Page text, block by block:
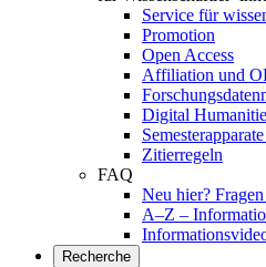
Service für
Promotion
Open Access
Affiliation und
Digital
Zitierregeln
FAQ
Neu hier?
A–Z –
Recherche